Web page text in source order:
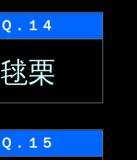
Ｑ．１４
毬栗
Ｑ．１５